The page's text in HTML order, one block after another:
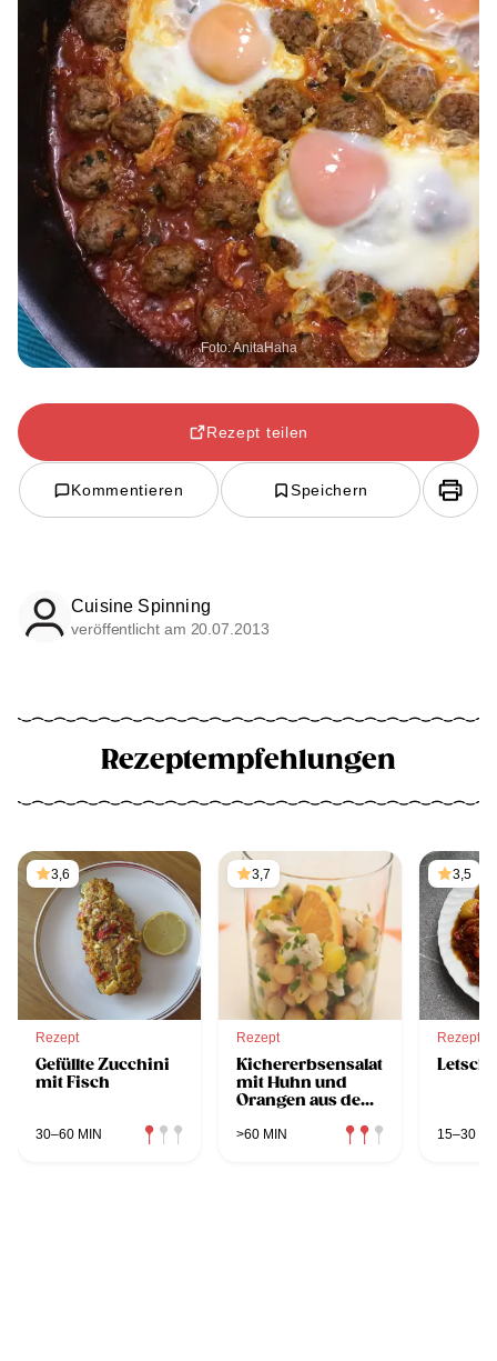
Foto: AnitaHaha
Rezept teilen
Kommentieren Speichern
Cuisine Spinning
veröffentlicht am 20.07.2013
Rezeptempfehlungen
3,6
Rezept
Gefüllte Zucchini
mit Fisch
30–60 MIN
3,7
Rezept
Kichererbsensalat
mit Huhn und
Orangen aus dem
>60 MIN
3,5
Rezept
15–30